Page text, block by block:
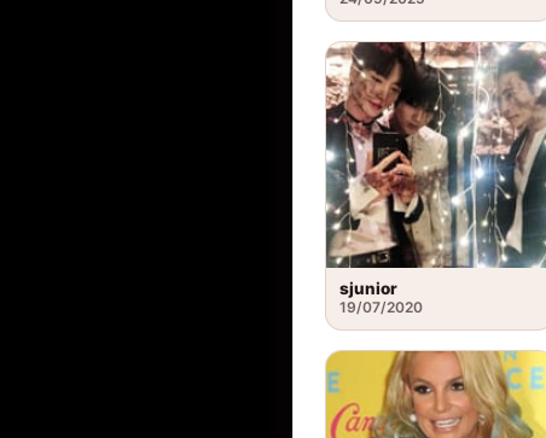
sjunior
19/07/2020